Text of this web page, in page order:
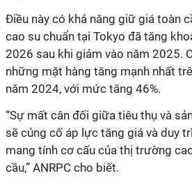
Điều này có khả năng giữ giá toàn
cao su chuẩn tại Tokyo đã tăng
2026 sau khi giảm vào năm 2025.
những mặt hàng tăng mạnh nhất
năm 2024, với mức tăng 46%.
“Sự mất cân đối giữa tiêu thụ và
sẽ củng cố áp lực tăng giá và duy
mang tính cơ cấu của thị trường
cầu,” ANRPC cho biết.